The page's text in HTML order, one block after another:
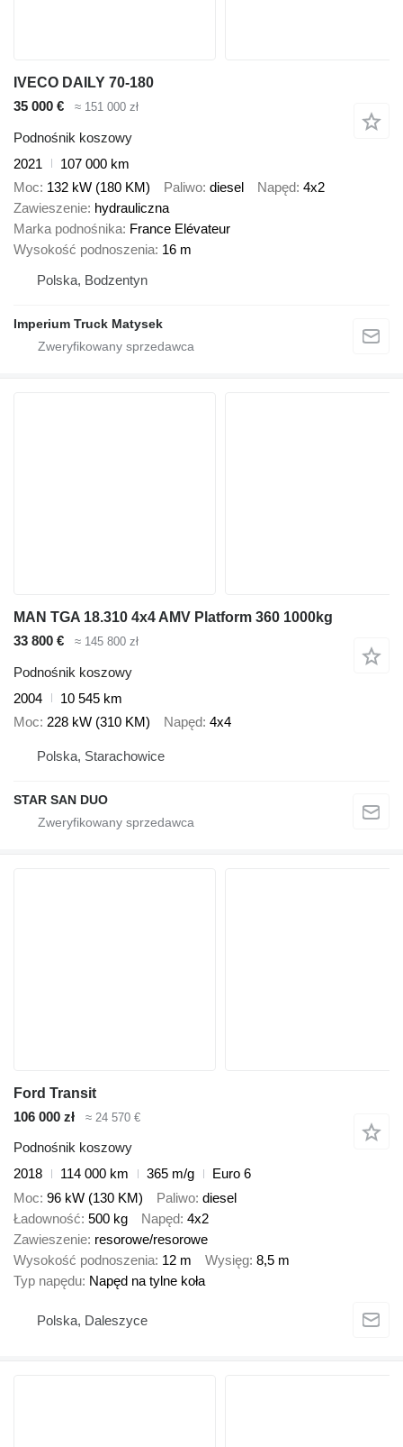
IVECO DAILY 70-180
35 000 €
≈ 151 000 zł
Podnośnik koszowy
2021
107 000 km
Moc 132 kW (180 KM) Paliwo diesel Napęd 4x2
Zawieszenie hydrauliczna
Marka podnośnika France Elévateur
Wysokość podnoszenia 16 m
Polska, Bodzentyn
Imperium Truck Matysek
MAN TGA 18.310 4x4 AMV Platform 360 1000kg
33 800 €
≈ 145 800 zł
Podnośnik koszowy
2004
10 545 km
Moc 228 kW (310 KM) Napęd 4x4
Polska, Starachowice
STAR SAN DUO
Ford Transit
106 000 zł
≈ 24 570 €
Podnośnik koszowy
2018
114 000 km 365 m/g
Euro 6
Moc 96 kW (130 KM) Paliwo diesel
Ładowność 500 kg Napęd 4x2
Zawieszenie resorowe/resorowe
Wysokość podnoszenia 12 m Wysięg 8,5 m
Typ napędu Napęd na tylne koła
Polska, Daleszyce